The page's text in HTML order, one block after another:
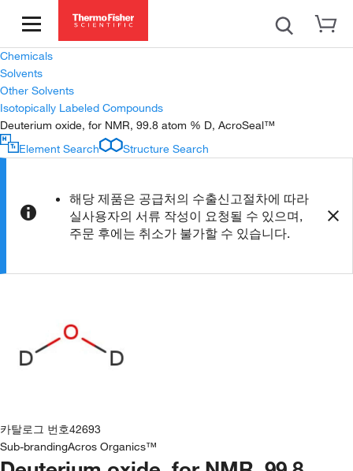
Chemicals
Solvents
Other Solvents
Isotopically Labeled Compounds
Deuterium oxide, for NMR, 99.8 atom % D, AcroSeal™
Element Search
Structure Search
해당 제품은 공급처의 수출신고절차에 따라
실사용자의 서류 작성이 요청될 수 있으며,
주문 후에는 취소가 불가할 수 있습니다.
카탈로그 번호42693
Sub-brandingAcros Organics™